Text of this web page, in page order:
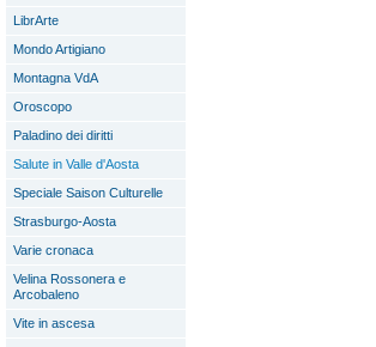
LibrArte
Mondo Artigiano
Montagna VdA
Oroscopo
Paladino dei diritti
Salute in Valle d'Aosta
Speciale Saison Culturelle
Strasburgo-Aosta
Varie cronaca
Velina Rossonera e
Arcobaleno
Vite in ascesa